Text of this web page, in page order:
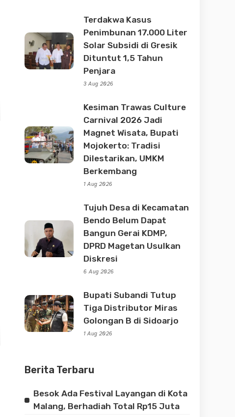
Terdakwa Kasus
Penimbunan 17.000 Liter
Solar Subsidi di Gresik
Dituntut 1,5 Tahun
Penjara
3 Aug 2026
Kesiman Trawas Culture
Carnival 2026 Jadi
Magnet Wisata, Bupati
Mojokerto: Tradisi
Dilestarikan, UMKM
Berkembang
1 Aug 2026
Tujuh Desa di Kecamatan
Bendo Belum Dapat
Bangun Gerai KDMP,
DPRD Magetan Usulkan
Diskresi
6 Aug 2026
Bupati Subandi Tutup
Tiga Distributor Miras
Golongan B di Sidoarjo
1 Aug 2026
Berita Terbaru
Besok Ada Festival Layangan di Kota
Malang, Berhadiah Total Rp15 Juta